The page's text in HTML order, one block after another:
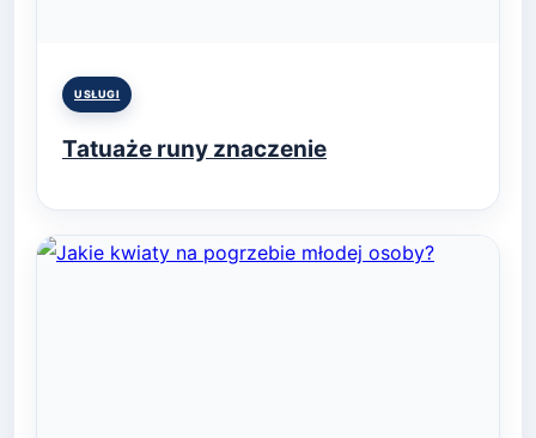
Posted
USŁUGI
Tatuaże runy znaczenie